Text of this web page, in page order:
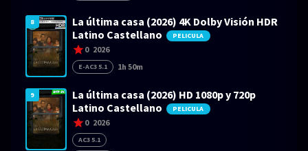
8
La última casa (2026) 4K Dolby Visión HDR
Latino Castellano
PELICULA
0 2026
E-AC3 5.1 1h 50m
9
La última casa (2026) HD 1080p y 720p
Latino Castellano
PELICULA
0 2026
AC3 5.1